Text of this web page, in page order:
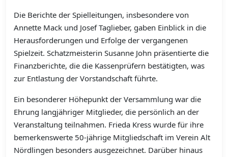
Die Berichte der Spielleitungen, insbesondere von
Annette Mack und Josef Taglieber, gaben Einblick in die
Herausforderungen und Erfolge der vergangenen
Spielzeit. Schatzmeisterin Susanne John präsentierte die
Finanzberichte, die die Kassenprüfern bestätigten, was
zur Entlastung der Vorstandschaft führte.
Ein besonderer Höhepunkt der Versammlung war die
Ehrung langjähriger Mitglieder, die persönlich an der
Veranstaltung teilnahmen. Frieda Kress wurde für ihre
bemerkenswerte 50-jährige Mitgliedschaft im Verein Alt
Nördlingen besonders ausgezeichnet. Darüber hinaus